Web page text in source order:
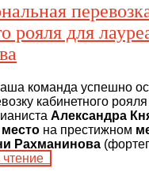
рояля для
команда успешно
кабинетного
Александра
на престижном
Рахманинова